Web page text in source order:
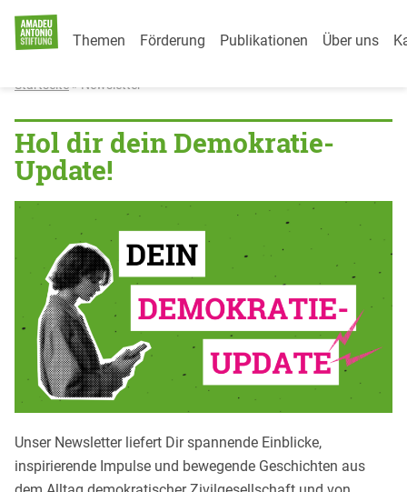
Weiter zum InhaltCategory Menu
Themen Förderung Publikationen Über uns
Startseite» Newsletter
Newsletter
Hol dir dein Demokratie-
Update!
Unser Newsletter liefert Dir spannende Einblicke,
inspirierende Impulse und bewegende Geschichten aus